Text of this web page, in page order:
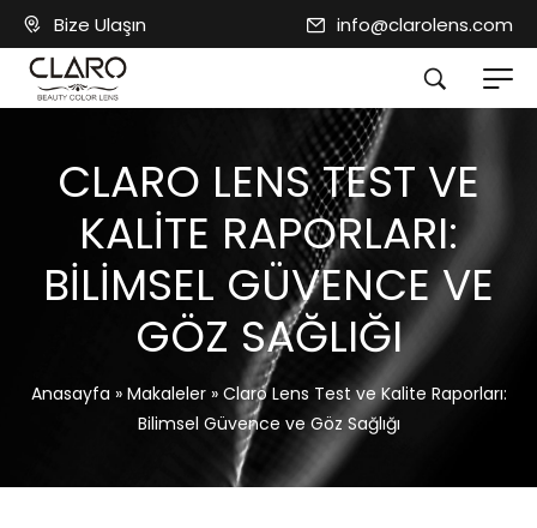
Bize Ulaşın info@clarolens.com
CLARO LENS TEST VE
KALITE RAPORLARI:
BILIMSEL GÜVENCE VE
GÖZ SAĞLIĞI
Anasayfa » Makaleler» Claro Lens Test ve Kalite Raporları:
Bilimsel Güvence ve Göz Sağlığı